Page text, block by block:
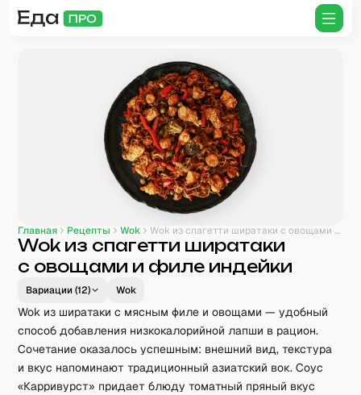
Главная Рецепты Wok Wok из спагетти ширатаки с овощами и филе индейки
Wok из спагетти ширатаки
с овощами и филе индейки
Вариации (12) Wok
Wok из ширатаки с мясным филе и овощами — удобный
способ добавления низкокалорийной лапши в рацион.
Сочетание оказалось успешным: внешний вид, текстура
и вкус напоминают традиционный азиатский вок. Соус
«Карривурст» придает блюду томатный пряный вкус